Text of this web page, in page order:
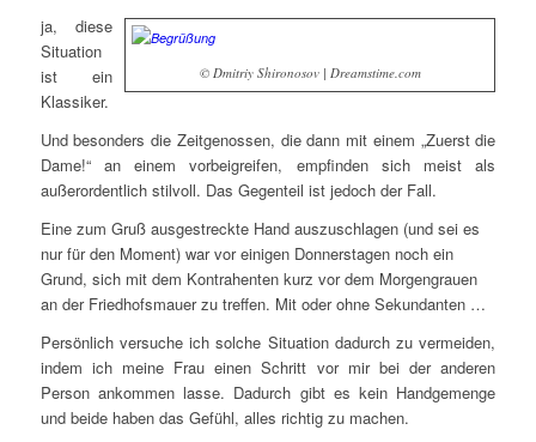
© Dmitriy Shironosov | Dreamstime.com
ja, diese
Situation
ist ein
Klassiker.
Und besonders die Zeitgenossen, die dann mit einem „Zuerst die
Dame!“ an einem vorbeigreifen, empfinden sich meist als
außerordentlich stilvoll. Das Gegenteil ist jedoch der Fall.
Eine zum Gruß ausgestreckte Hand auszuschlagen (und sei es
nur für den Moment) war vor einigen Donnerstagen noch ein
Grund, sich mit dem Kontrahenten kurz vor dem Morgengrauen
an der Friedhofsmauer zu treffen. Mit oder ohne Sekundanten …
Persönlich versuche ich solche Situation dadurch zu vermeiden,
indem ich meine Frau einen Schritt vor mir bei der anderen
Person ankommen lasse. Dadurch gibt es kein Handgemenge
und beide haben das Gefühl, alles richtig zu machen.